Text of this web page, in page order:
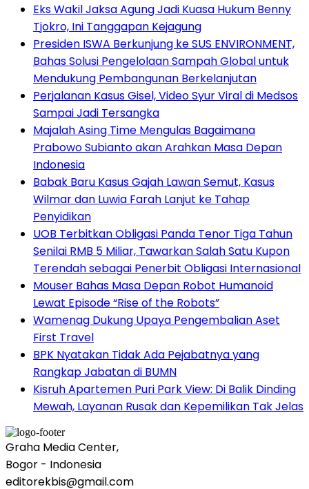
Eks Wakil Jaksa Agung Jadi Kuasa Hukum Benny
Tjokro, Ini Tanggapan Kejagung
Presiden ISWA Berkunjung ke SUS ENVIRONMENT,
Bahas Solusi Pengelolaan Sampah Global untuk
Mendukung Pembangunan Berkelanjutan
Perjalanan Kasus Gisel, Video Syur Viral di Medsos
Sampai Jadi Tersangka
Majalah Asing Time Mengulas Bagaimana
Prabowo Subianto akan Arahkan Masa Depan
Indonesia
Babak Baru Kasus Gajah Lawan Semut, Kasus
Wilmar dan Luwia Farah Lanjut ke Tahap
Penyidikan
UOB Terbitkan Obligasi Panda Tenor Tiga Tahun
Senilai RMB 5 Miliar, Tawarkan Salah Satu Kupon
Terendah sebagai Penerbit Obligasi Internasional
Mouser Bahas Masa Depan Robot Humanoid
Lewat Episode “Rise of the Robots”
Wamenag Dukung Upaya Pengembalian Aset
First Travel
BPK Nyatakan Tidak Ada Pejabatnya yang
Rangkap Jabatan di BUMN
Kisruh Apartemen Puri Park View: Di Balik Dinding
Mewah, Layanan Rusak dan Kepemilikan Tak Jelas
Graha Media Center,
Bogor - Indonesia
editorekbis@gmail.com